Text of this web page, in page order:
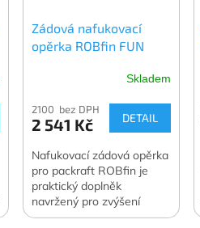
Zádová nafukovací
opěrka ROBfin FUN
Skladem
2100 bez DPH
2 541 Kč DETAIL
Nafukovací zádová opěrka
pro packraft ROBfin je
praktický doplněk
navržený pro zvýšení
komfortu během